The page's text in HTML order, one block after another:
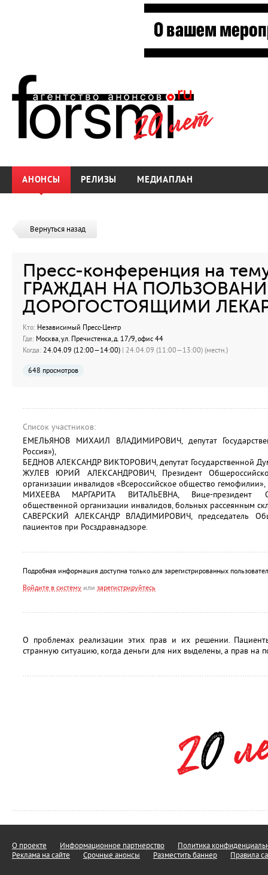
АНОНСЫ РЕЛИЗЫ МЕДИАПЛАН
Вернуться назад
Пресс-конференция на
ГРАЖДАН НА
ДОРОГОСТОЯЩИМИ
Кто: Независимый Пресс-Центр
Где: Москва, ул. Пречистенка, д. 17/9, офис 44
Когда: 24.04.09 (12:00—14:00) | 24.04.09 (11:00—13:00) (местн.)
648 просмотров
Список участников:
ЕМЕЛЬЯНОВ МИХАИЛ ВЛАДИМИРОВИЧ, депутат
Россия»),
БЕДНОВ АЛЕКСАНДР ВИКТОРОВИЧ, депутат Государственной
ЖУЛЕВ ЮРИЙ АЛЕКСАНДРОВИЧ, Президент
организации инвалидов «Всероссийское общество гемофилии»,
МИХЕЕВА МАРГАРИТА ВИТАЛЬЕВНА, Вице-президент
общественной организации инвалидов, больных рассеянным
САВЕРСКИЙ АЛЕКСАНДР ВЛАДИМИРОВИЧ, председатель
пациентов при Росздравнадзоре.
Подробная информация доступна только для зарегистрированных
Войдите в систему или зарегистрируйтесь
О проблемах реализации этих прав и их решении.
странную ситуацию, когда деньги для них выделены, а прав на
О проекте Информационное партнерство
Политика
Реклама на сайте
Срочные анонсы Разместить баннер Правила